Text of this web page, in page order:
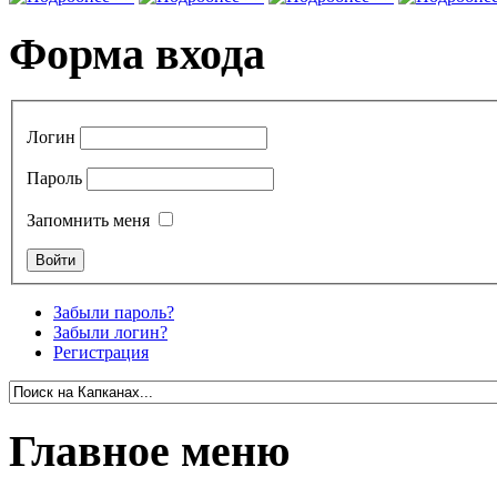
Форма входа
Логин
Пароль
Запомнить меня
Забыли пароль?
Забыли логин?
Регистрация
Главное меню